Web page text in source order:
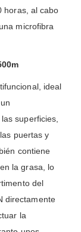
horas, al cabo
microfibra
ideal
superficies,
puertas y
contiene
la grasa, lo
del
directamente
la